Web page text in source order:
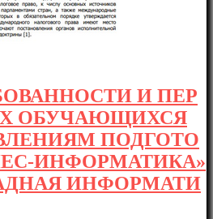
И ПЕР
ОБУЧАЮЩИХСЯ
ПОДГОТО
ИНФОРМАТИКА»
ИНФОРМАТИ